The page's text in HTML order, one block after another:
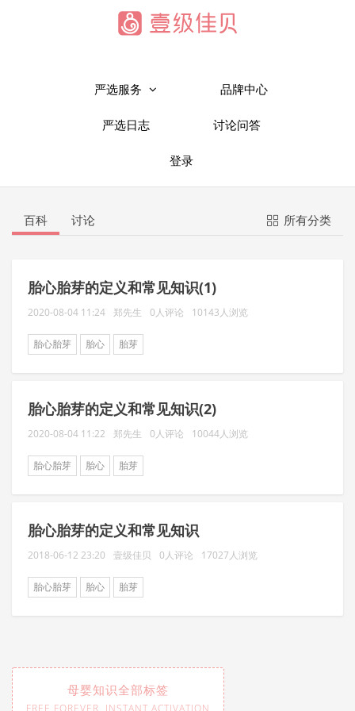
严选服务 品牌中心
严选日志 讨论问答
登录
百科 讨论 所有分类
胎心胎芽的定义和常见知识(1)
2020-08-04 11:24 郑先生 0人评论 10143人浏览
胎心胎芽 胎心 胎芽
胎心胎芽的定义和常见知识(2)
2020-08-04 11:22 郑先生 0人评论 10044人浏览
胎心胎芽 胎心 胎芽
胎心胎芽的定义和常见知识
2018-06-12 23:20 壹级佳贝 0人评论 17027人浏览
胎心胎芽 胎心 胎芽
母婴知识全部标签
FREE FOREVER, INSTANT ACTIVATION